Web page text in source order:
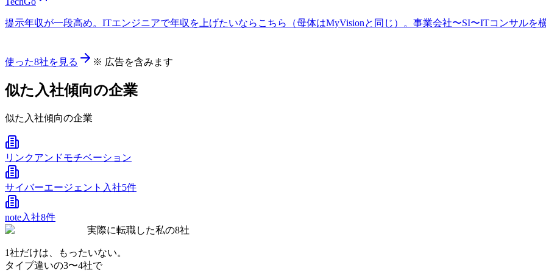
提示年収が一段高め。ITエンジニアで年収を上げたいならこちら（母体はMyVisionと同じ）。事業会社〜SI〜ITコンサルを横
使った8社を見る ※ 広告を含みます
似た入社傾向の企業
似た入社傾向の企業
リンクアンドモチベーション
サイバーエージェント 入社5件
note入社8件
実際に転職した私の8社
1社だけは、もったいない。
タイプ違いの3〜4社で